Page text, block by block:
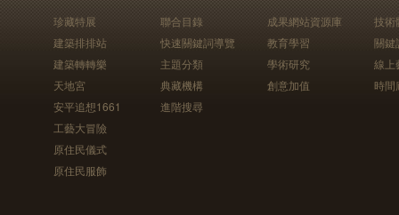
珍藏特展
建築排排站
建築轉轉樂
天地宮
安平追想1661
工藝大冒險
原住民儀式
原住民服飾
聯合目錄
快速關鍵詞導覽
主題分類
典藏機構
進階搜尋
成果網站資源庫
教育學習
學術研究
創意加值
技術
關鍵
線上
時間